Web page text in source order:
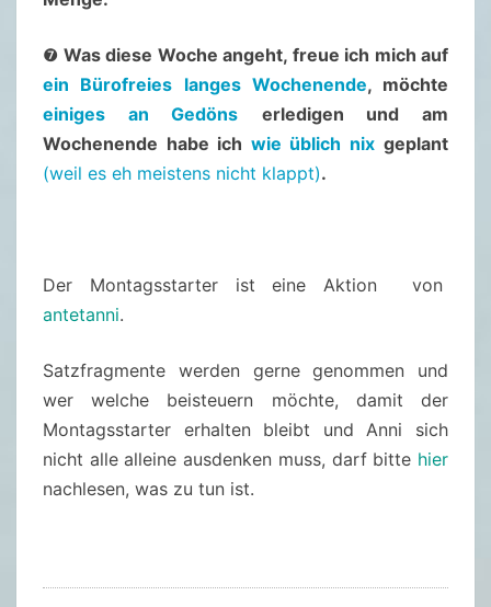
I
0
2
❼ Was diese Woche angeht, freue ich mich auf
ein Bürofreies langes Wochenende, möchte
einiges an Gedöns
erledigen und am
Wochenende habe ich wie üblich nix geplant
(weil es eh meistens nicht klappt).
Der Montagsstarter ist eine Aktion von
antetanni.
Satzfragmente werden gerne genommen und
wer welche beisteuern möchte, damit der
Montagsstarter erhalten bleibt und Anni sich
nicht alle alleine ausdenken muss, darf bitte hier
nachlesen, was zu tun ist.